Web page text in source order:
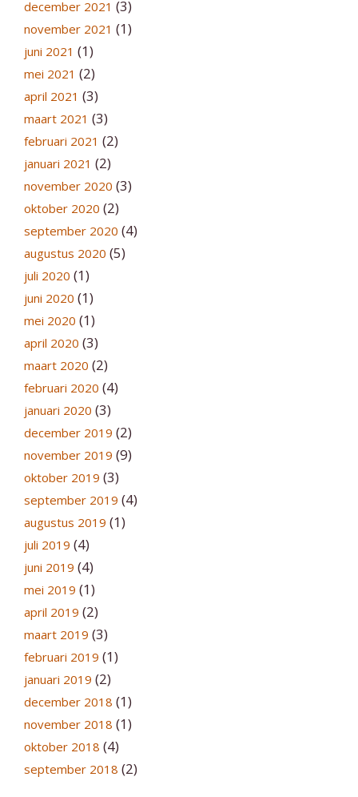
december 2021 (3)
november 2021 (1)
juni 2021 (1)
mei 2021 (2)
april 2021 (3)
maart 2021 (3)
februari 2021 (2)
januari 2021 (2)
november 2020 (3)
oktober 2020 (2)
september 2020 (4)
augustus 2020 (5)
juli 2020 (1)
juni 2020 (1)
mei 2020 (1)
april 2020 (3)
maart 2020 (2)
februari 2020 (4)
januari 2020 (3)
december 2019 (2)
november 2019 (9)
oktober 2019 (3)
september 2019 (4)
augustus 2019 (1)
juli 2019 (4)
juni 2019 (4)
mei 2019 (1)
april 2019 (2)
maart 2019 (3)
februari 2019 (1)
januari 2019 (2)
december 2018 (1)
november 2018 (1)
oktober 2018 (4)
september 2018 (2)